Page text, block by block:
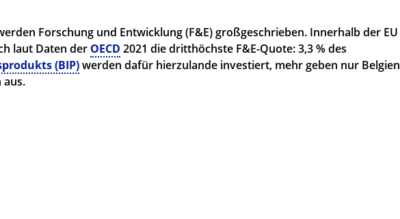
Forschung und Entwicklung (F&E) großgeschrieben. Innerhalb der EU
laut Daten der OECD 2021 die dritthöchste F&E-Quote: 3,3 % des
(BIP)werden dafür hierzulande investiert, mehr geben nur Belgien
aus.